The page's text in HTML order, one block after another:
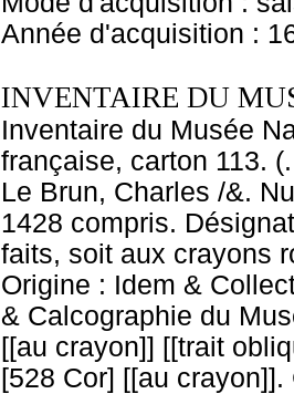
Année d'acquisition :
INVENTAIRE DU
Inventaire du Musée
française, carton 113.
Le Brun, Charles /&.
1428 compris.
faits, soit aux crayons
Origine : Idem &
& Calcographie du
[[au crayon]] [[trait
[528 Cor] [[au